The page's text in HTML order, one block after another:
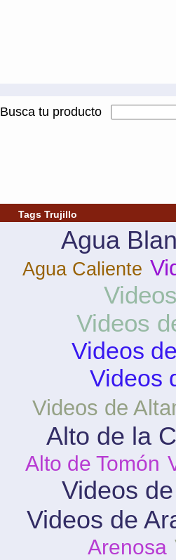
Busca tu producto
Tags Trujillo
Agua
Agua Caliente
Videos
Videos
Videos
Videos de
Alto de la
Alto de Tomón
Videos
Videos de
Arenosa